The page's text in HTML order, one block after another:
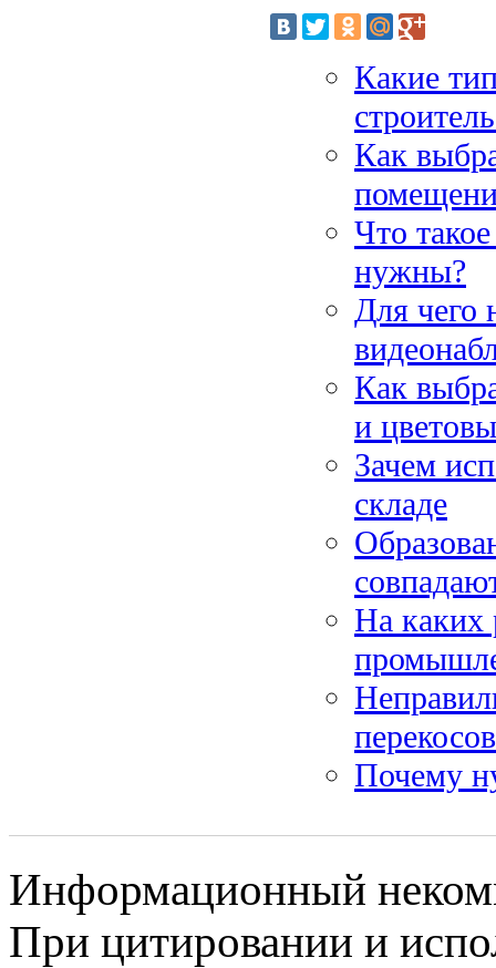
Какие
Как
Что
нужны?
Для чего
Как
и
Зачем
складе
На каких
перекосов
Почему
Информационный
При цитировании и